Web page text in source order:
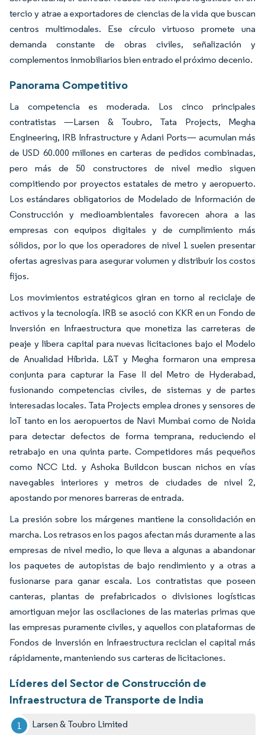
tercio y atrae a exportadores de ciencias de la vida que buscan
centros multimodales. Ese círculo virtuoso promete una
demanda constante de obras civiles, señalización y
complementos inmobiliarios bien entrado el próximo decenio.
Panorama Competitivo
La competencia es moderada. Los cinco principales
contratistas —Larsen & Toubro, Tata Projects, Megha
Engineering, IRB Infrastructure y Adani Ports— acumulan más
de USD 60.000 millones en carteras de pedidos combinadas,
pero más de 50 constructores de nivel medio siguen
compitiendo por proyectos estatales de metro y aeropuerto.
Los estándares obligatorios de Modelado de Información de
Construcción y medioambientales favorecen ahora a las
empresas con equipos digitales y de cumplimiento más
sólidos, por lo que los operadores de nivel 1 suelen presentar
ofertas agresivas para asegurar volumen y distribuir los costos
fijos.
Los movimientos estratégicos giran en torno al reciclaje de
activos y la tecnología. IRB se asoció con KKR en un Fondo de
Inversión en Infraestructura que monetiza las carreteras de
peaje y libera capital para nuevas licitaciones bajo el Modelo
de Anualidad Híbrida. L&T y Megha formaron una empresa
conjunta para capturar la Fase II del Metro de Hyderabad,
fusionando competencias civiles, de sistemas y de partes
interesadas locales. Tata Projects emplea drones y sensores de
IoT tanto en los aeropuertos de Navi Mumbai como de Noida
para detectar defectos de forma temprana, reduciendo el
retrabajo en una quinta parte. Competidores más pequeños
como NCC Ltd. y Ashoka Buildcon buscan nichos en vías
navegables interiores y metros de ciudades de nivel 2,
apostando por menores barreras de entrada.
La presión sobre los márgenes mantiene la consolidación en
marcha. Los retrasos en los pagos afectan más duramente a las
empresas de nivel medio, lo que lleva a algunas a abandonar
los paquetes de autopistas de bajo rendimiento y a otras a
fusionarse para ganar escala. Los contratistas que poseen
canteras, plantas de prefabricados o divisiones logísticas
amortiguan mejor las oscilaciones de las materias primas que
las empresas puramente civiles, y aquellos con plataformas de
Fondos de Inversión en Infraestructura reciclan el capital más
rápidamente, manteniendo sus carteras de licitaciones.
Líderes del Sector de Construcción de
Infraestructura de Transporte de India
Larsen & Toubro Limited